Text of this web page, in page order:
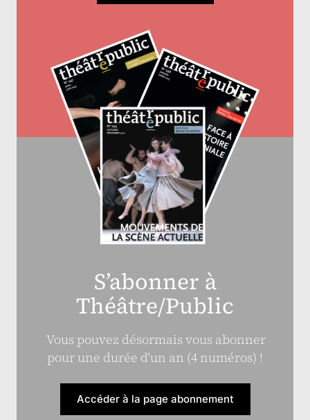
S’abonner à
Théâtre/Public
Vous pouvez désormais vous abonner
pour une durée d’un an (4 numéros) !
Accéder à la page abonnement